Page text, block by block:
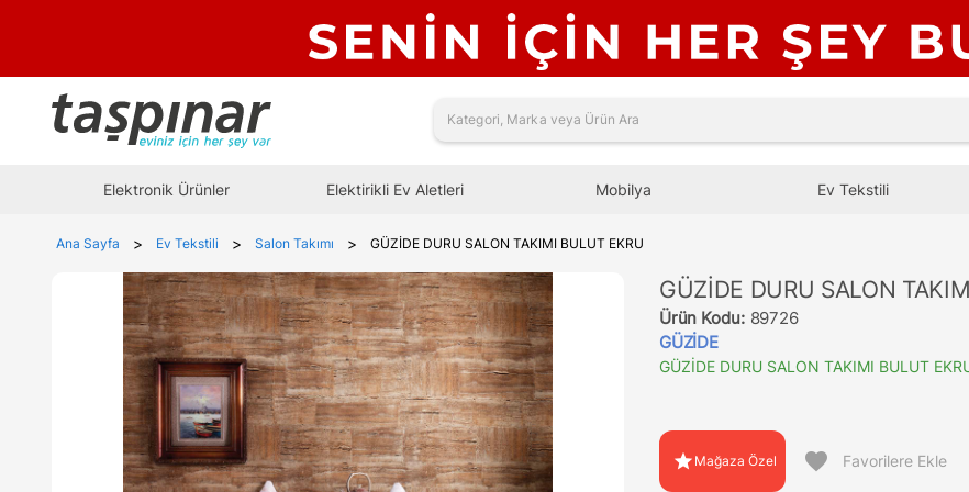
Elektronik Ürünler Elektirikli Ev Aletleri Mobilya Ev Tekstili
Ana Sayfa > Ev Tekstili > Salon Takımı > GÜZİDE DURU SALON TAKIMI BULUT EKRU
GÜZİDE DURU SALON
Ürün Kodu: 89726
GÜZİDE
GÜZİDE DURU SALON TAKIMI BULUT
star Mağaza Özel favorite Favorilere Ekle